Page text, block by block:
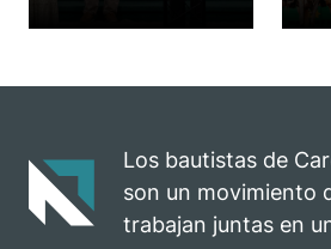
celebra el
Los bautistas de
son un movimiento
trabajan juntas en